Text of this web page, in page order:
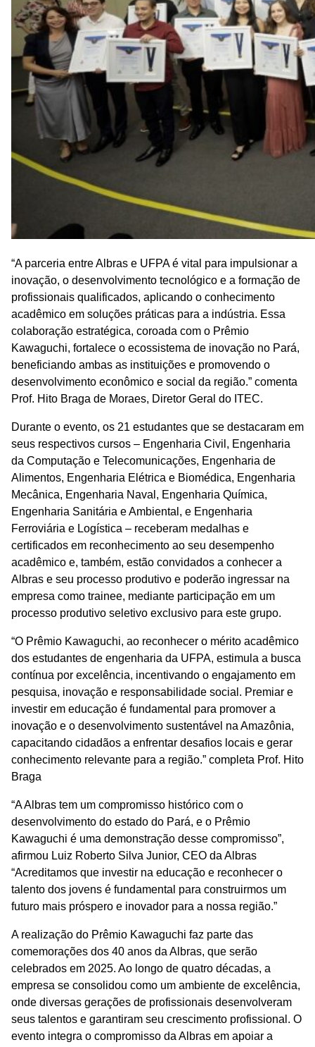
“A parceria entre Albras e UFPA é vital para impulsionar a
inovação, o desenvolvimento tecnológico e a formação de
profissionais qualificados, aplicando o conhecimento
acadêmico em soluções práticas para a indústria. Essa
colaboração estratégica, coroada com o Prêmio
Kawaguchi, fortalece o ecossistema de inovação no Pará,
beneficiando ambas as instituições e promovendo o
desenvolvimento econômico e social da região.” comenta
Prof. Hito Braga de Moraes, Diretor Geral do ITEC.
Durante o evento, os 21 estudantes que se destacaram em
seus respectivos cursos – Engenharia Civil, Engenharia
da Computação e Telecomunicações, Engenharia de
Alimentos, Engenharia Elétrica e Biomédica, Engenharia
Mecânica, Engenharia Naval, Engenharia Química,
Engenharia Sanitária e Ambiental, e Engenharia
Ferroviária e Logística – receberam medalhas e
certificados em reconhecimento ao seu desempenho
acadêmico e, também, estão convidados a conhecer a
Albras e seu processo produtivo e poderão ingressar na
empresa como trainee, mediante participação em um
processo produtivo seletivo exclusivo para este grupo.
“O Prêmio Kawaguchi, ao reconhecer o mérito acadêmico
dos estudantes de engenharia da UFPA, estimula a busca
contínua por excelência, incentivando o engajamento em
pesquisa, inovação e responsabilidade social. Premiar e
investir em educação é fundamental para promover a
inovação e o desenvolvimento sustentável na Amazônia,
capacitando cidadãos a enfrentar desafios locais e gerar
conhecimento relevante para a região.” completa Prof. Hito
Braga
“A Albras tem um compromisso histórico com o
desenvolvimento do estado do Pará, e o Prêmio
Kawaguchi é uma demonstração desse compromisso”,
afirmou Luiz Roberto Silva Junior, CEO da Albras
“Acreditamos que investir na educação e reconhecer o
talento dos jovens é fundamental para construirmos um
futuro mais próspero e inovador para a nossa região.”
A realização do Prêmio Kawaguchi faz parte das
comemorações dos 40 anos da Albras, que serão
celebrados em 2025. Ao longo de quatro décadas, a
empresa se consolidou como um ambiente de excelência,
onde diversas gerações de profissionais desenvolveram
seus talentos e garantiram seu crescimento profissional. O
evento integra o compromisso da Albras em apoiar a